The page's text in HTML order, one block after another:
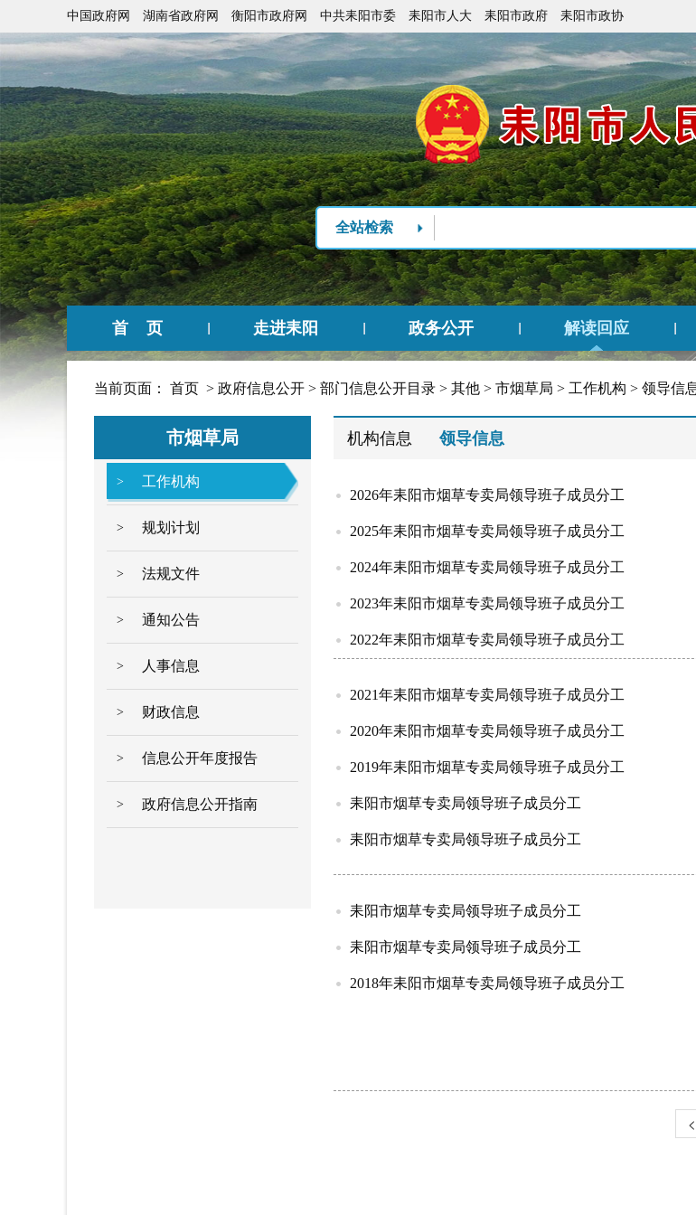
中国政府网 湖南省政府网 衡阳市政府网 中共耒阳市委 耒阳市人大 耒阳市政府 耒阳市政协
全站检索
首 页 走进耒阳 政务公开 解读回应
当前页面： 首页 > 政府信息公开 > 部门信息公开目录 > 其他 > 市烟草局 > 工作机构 > 领导信
市烟草局
> 工作机构
> 规划计划
> 法规文件
> 通知公告
> 人事信息
> 财政信息
> 信息公开年度报告
> 政府信息公开指南
机构信息 领导信息
2026年耒阳市烟草专卖局领导班子成员分工
2025年耒阳市烟草专卖局领导班子成员分工
2024年耒阳市烟草专卖局领导班子成员分工
2023年耒阳市烟草专卖局领导班子成员分工
2022年耒阳市烟草专卖局领导班子成员分工
2021年耒阳市烟草专卖局领导班子成员分工
2020年耒阳市烟草专卖局领导班子成员分工
2019年耒阳市烟草专卖局领导班子成员分工
耒阳市烟草专卖局领导班子成员分工
耒阳市烟草专卖局领导班子成员分工
耒阳市烟草专卖局领导班子成员分工
耒阳市烟草专卖局领导班子成员分工
2018年耒阳市烟草专卖局领导班子成员分工
<